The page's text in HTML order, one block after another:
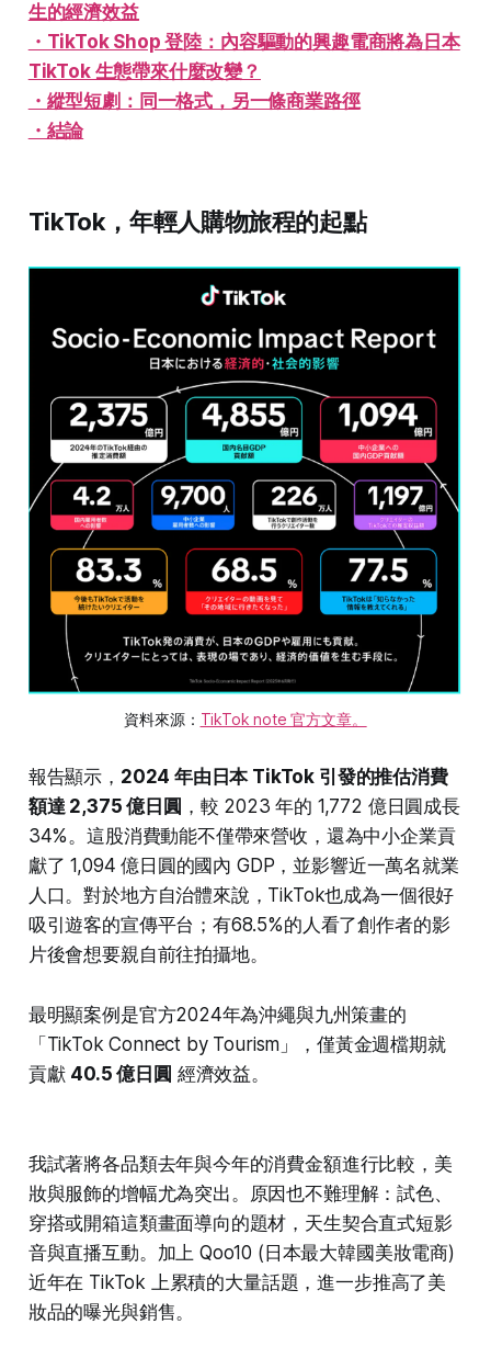
生的經濟效益
・TikTok Shop 登陸：內容驅動的興趣電商將為日本
TikTok 生態帶來什麼改變？
・縱型短劇：同一格式，另一條商業路徑
・結論
TikTok，年輕人購物旅程的起點
資料來源： TikTok note 官方文章。
報告顯示， 2024 年由日本 TikTok 引發的推估消費
額達 2,375 億日圓 ，較 2023 年的 1,772 億日圓成長
34%。這股消費動能不僅帶來營收，還為中小企業貢
獻了 1,094 億日圓的國內 GDP，並影響近一萬名就業
人口。對於地方自治體來說，TikTok也成為一個很好
吸引遊客的宣傳平台；有68.5%的人看了創作者的影
片後會想要親自前往拍攝地。
最明顯案例是官方2024年為沖繩與九州策畫的
「TikTok Connect by Tourism」，僅黃金週檔期就
貢獻 40.5 億日圓 經濟效益。
我試著將各品類去年與今年的消費金額進行比較，美
妝與服飾的增幅尤為突出。原因也不難理解：試色、
穿搭或開箱這類畫面導向的題材，天生契合直式短影
音與直播互動。加上 Qoo10 (日本最大韓國美妝電商)
近年在 TikTok 上累積的大量話題，進一步推高了美
妝品的曝光與銷售。